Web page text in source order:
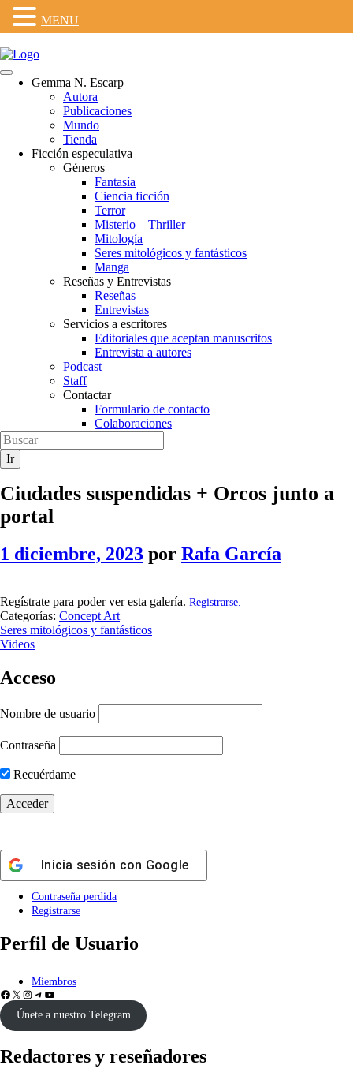
Gemma N. Escarp
Autora
Publicaciones
Mundo
Tienda
Ficción especulativa
Géneros
Fantasía
Ciencia ficción
Terror
Misterio – Thriller
Mitología
Seres mitológicos y fantásticos
Manga
Reseñas y Entrevistas
Reseñas
Entrevistas
Servicios a escritores
Editoriales que aceptan manuscritos
Entrevista a autores
Podcast
Staff
Contactar
Formulario de contacto
Colaboraciones
Ciudades suspendidas + Orcos junto a
portal
1 diciembre, 2023 por Rafa García
Regístrate para poder ver esta galería. Registrarse.
Categorías: Concept Art
Seres mitológicos y fantásticos
Videos
Acceso
Nombre de usuario
Contraseña
Recuérdame
Inicia sesión con Google
Contraseña perdida
Registrarse
Perfil de Usuario
Miembros
Únete a nuestro Telegram
Redactores y reseñadores
MENU